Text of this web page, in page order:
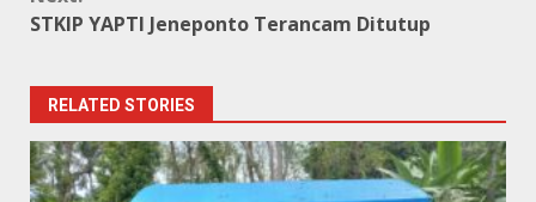
STKIP YAPTI Jeneponto Terancam Ditutup
RELATED STORIES